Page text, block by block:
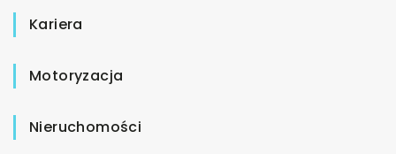
Kariera
Motoryzacja
Nieruchomości